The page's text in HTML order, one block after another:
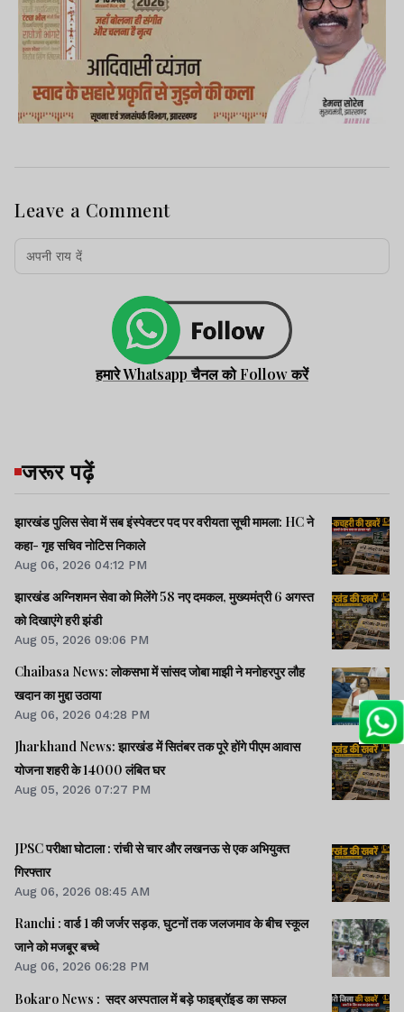
Leave a Comment
हमारे Whatsapp चैनल को Follow करें
जरूर पढ़ें
झारखंड पुलिस सेवा में सब इंस्पेक्टर पद पर वरीयता सूची मामला: HC ने
कहा- गृह सचिव नोटिस निकाले
Aug 06, 2026 04:12 PM
झारखंड अग्निशमन सेवा को मिलेंगे 58 नए दमकल, मुख्यमंत्री 6 अगस्त
को दिखाएंगे हरी झंडी
Aug 05, 2026 09:06 PM
Chaibasa News: लोकसभा में सांसद जोबा माझी ने मनोहरपुर लौह
खदान का मुद्दा उठाया
Aug 06, 2026 04:28 PM
Jharkhand News: झारखंड में सितंबर तक पूरे होंगे पीएम आवास
योजना शहरी के 14000 लंबित घर
Aug 05, 2026 07:27 PM
JPSC परीक्षा घोटाला : रांची से चार और लखनऊ से एक अभियुक्त
गिरफ्तार
Aug 06, 2026 08:45 AM
Ranchi : वार्ड 1 की जर्जर सड़क, घुटनों तक जलजमाव के बीच स्कूल
जाने को मजबूर बच्चे
Aug 06, 2026 06:28 PM
Bokaro News : सदर अस्पताल में बड़े फाइब्रॉइड का सफल